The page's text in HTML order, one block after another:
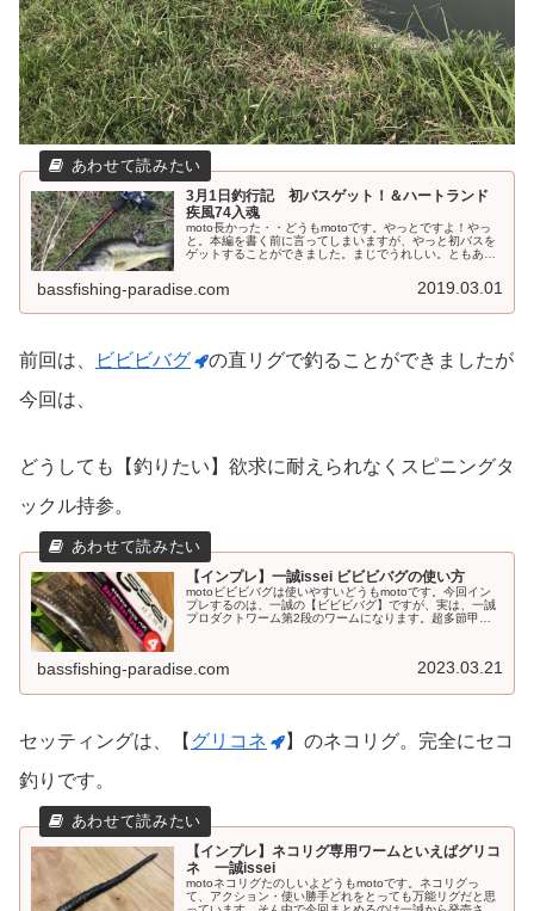
3月1日釣行記 初バスゲット！＆ハートランド
疾風74入魂
moto長かった・・どうもmotoです。やっとですよ！やっ
と。本編を書く前に言ってしまいますが、やっと初バスを
ゲットすることができました。まじでうれしい。ともあ
bassfishing-paradise.com 2019.03.01
前回は、 ビビビバグ
の直リグで釣ることができましたが
今回は、
どうしても【釣りたい】欲求に耐えられなくスピニングタ
ックル持参。
【インプレ】一誠issei ビビビバグの使い方
motoビビビバグは使いやすいどうもmotoです。今回イン
プレするのは、一誠の【ビビビバグ】ですが、実は、一誠
プロダクトワーム第2段のワームになります。超多節甲殻
bassfishing-paradise.com 2023.03.21
セッティングは、【 グリコネ
】のネコリグ。完全にセコ
釣りです。
【インプレ】ネコリグ専用ワームといえばグリコ
ネ 一誠issei
motoネコリグたのしいよどうもmotoです。ネコリグっ
て、アクション・使い勝手どれをとっても万能リグだと思